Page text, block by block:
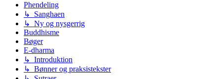
Phendeling
↳ Sanghaen
↳ Ny og nysgerrig
Buddhisme
Bøger
E-dharma
↳ Introduktion
↳ Bønner og praksistekster